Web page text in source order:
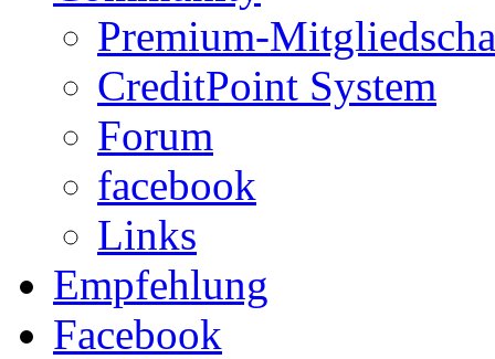
Premium-
CreditPoint System
Forum
facebook
Links
Empfehlung
Facebook